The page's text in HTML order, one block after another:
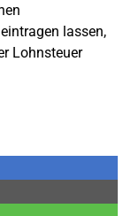
lassen,
Lohnsteuer